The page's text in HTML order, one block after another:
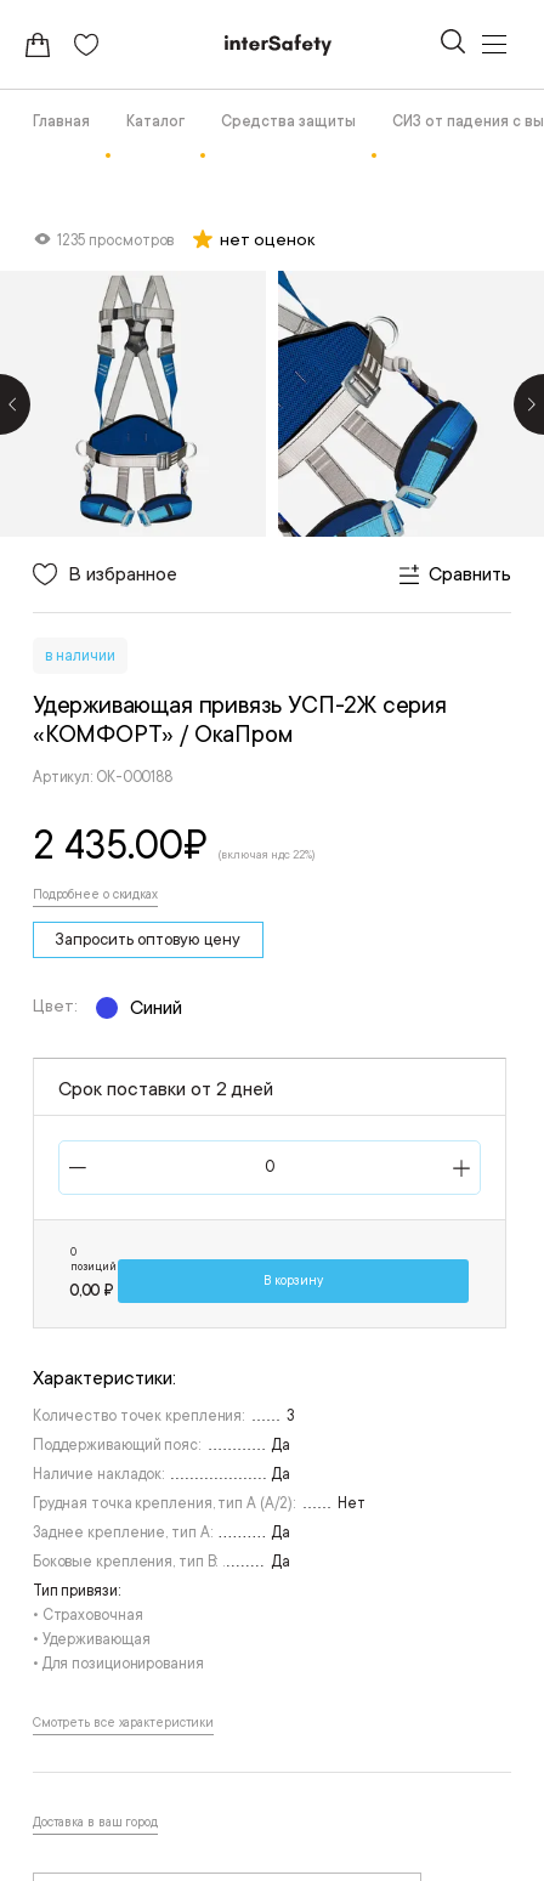
Главная Каталог Средства защиты СИЗ от падения с
1235 просмотров нет оценок
В избранное Сравнить
в наличии
Удерживающая привязь УСП-2Ж серия
«КОМФОРТ» / ОкаПром
Артикул: ОК-000188
2 435.00₽ (включая ндс 22%)
Подробнее о скидках
Запросить оптовую цену
Цвет: Синий
Срок поставки от 2 дней
0
позиций
0,00 ₽
В корзину
Характеристики:
Количество точек крепления:
3
Поддерживающий пояс:
Да
Наличие накладок:
Да
Грудная точка крепления, тип А (А/2):
Нет
Заднее крепление, тип А:
Да
Боковые крепления, тип В:
Да
Тип привязи:
• Страховочная
• Удерживающая
• Для позиционирования
Смотреть все характеристики
Доставка в ваш город